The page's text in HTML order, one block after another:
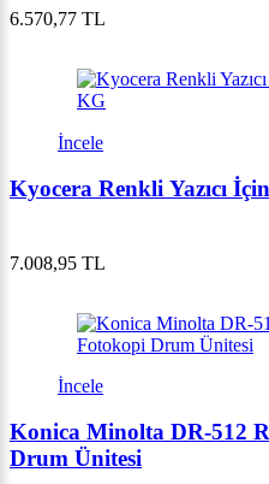
6.570,77 TL
İncele
Kyocera Renkli Yazıcı
7.008,95 TL
İncele
Konica Minolta DR-512
Drum Ünitesi